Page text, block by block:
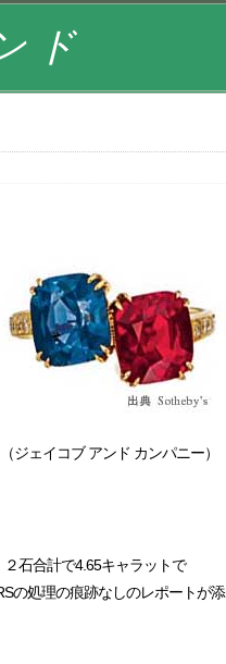
ド
ジェイコブ アンド カンパニー）
石合計で4.65キャラットで
の処理の痕跡なしのレポートが添